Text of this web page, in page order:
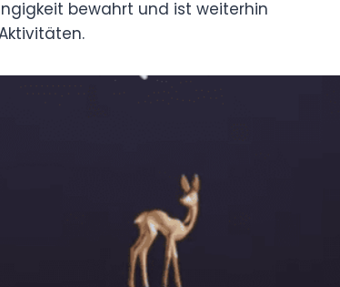
bewahrt und ist weiterhin